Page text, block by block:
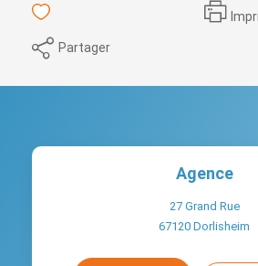
Partager
Agence
27 Grand Rue
67120 Dorlisheim